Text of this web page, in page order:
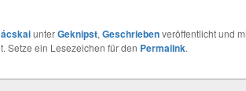
unterGeknipst, Geschriebenveröffentlicht und
Setze ein Lesezeichen für den Permalink.